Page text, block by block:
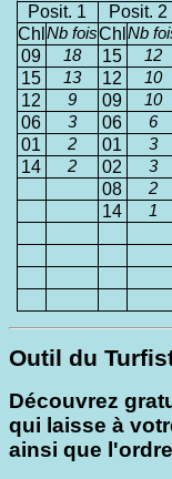
Posit. 1
Posit. 2
ChlNb foisChlNb
09 18 15 12
15 13 12 10
12 9 09 10
06 3 06 6
01 2 01 3
14 2 02 3
08 2
14 1
Outil du
Découvrez
qui laisse à
ainsi que